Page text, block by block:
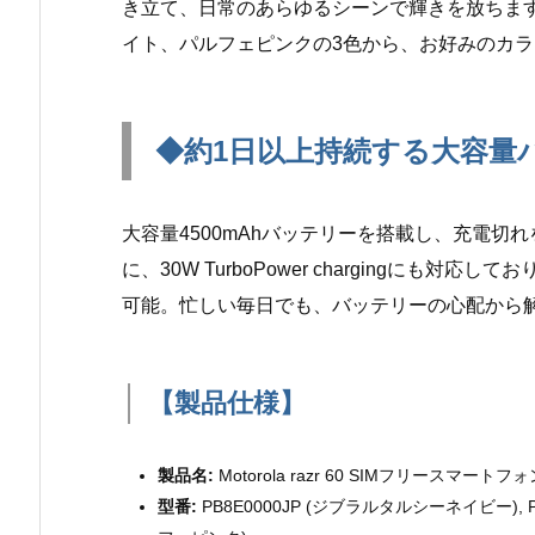
き立て、日常のあらゆるシーンで輝きを放ち
イト、パルフェピンクの3色から、お好みのカ
◆約1日以上持続する大容量
大容量4500mAhバッテリーを搭載し、充電切
に、30W TurboPower chargingにも対応してお
可能。忙しい毎日でも、バッテリーの心配から
【製品仕様】
製品名: Motorola razr 60 SIMフリースマートフォ
型番: PB8E0000JP (ジブラルタルシーネイビー),